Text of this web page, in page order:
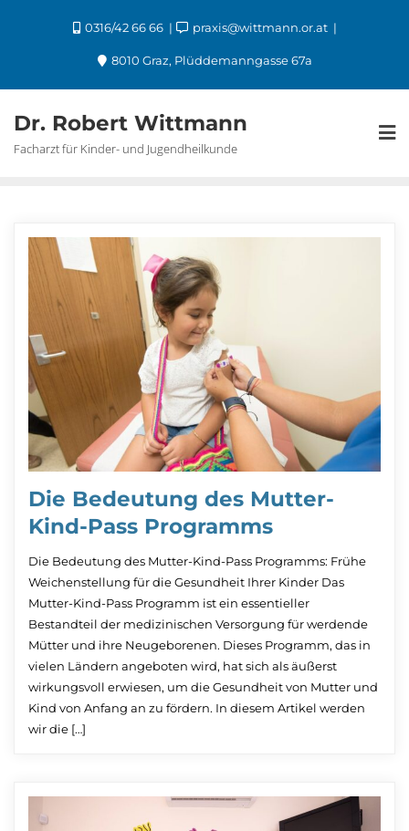
0316/42 66 66 praxis@wittmann.or.at
8010 Graz, Plüddemanngasse 67a
Dr. Robert Wittmann
Facharzt für Kinder- und Jugendheilkunde
Die Bedeutung des Mutter-
Kind-Pass Programms
Die Bedeutung des Mutter-Kind-Pass Programms: Frühe
Weichenstellung für die Gesundheit Ihrer Kinder Das
Mutter-Kind-Pass Programm ist ein essentieller
Bestandteil der medizinischen Versorgung für werdende
Mütter und ihre Neugeborenen. Dieses Programm, das in
vielen Ländern angeboten wird, hat sich als äußerst
wirkungsvoll erwiesen, um die Gesundheit von Mutter und
Kind von Anfang an zu fördern. In diesem Artikel werden
wir die […]